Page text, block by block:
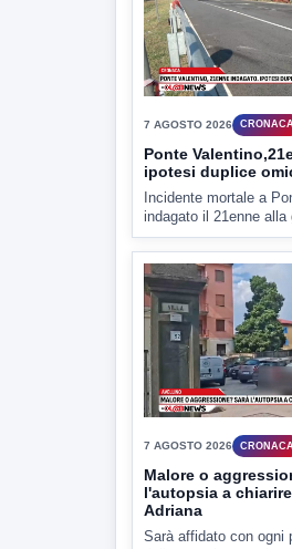
7 AGOSTO 2026
l'autopsia a
Adriana
Sarà affidato con ogni
della prossima
7 AGOSTO 2026
Miasmi dagli
depurazione,
scattano le indagini
I cattivi odori
depurazione industriale